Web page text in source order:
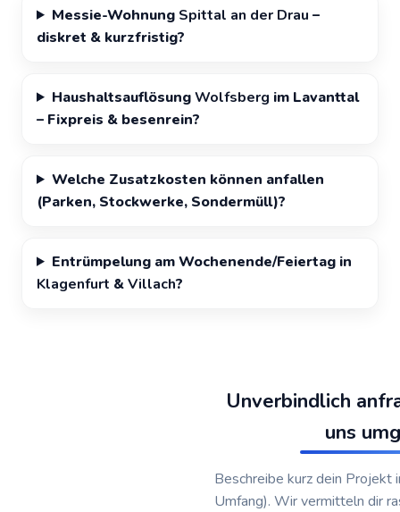
Messie-Wohnung Spittal an der Drau –
diskret & kurzfristig?
HaushaltsauflösungWolfsberg im Lavanttal
– Fixpreis & besenrein?
Welche Zusatzkosten können anfallen
(Parken, Stockwerke, Sondermüll)?
Entrümpelung am Wochenende/Feiertag in
Klagenfurt &Villach?
Unverbindlich
uns
Beschreibe kurz dein Projekt
Umfang). Wir vermitteln dir